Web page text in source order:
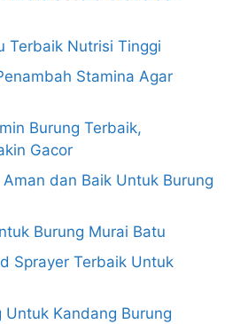
Terbaik Nutrisi Tinggi
Stamina Agar
Burung Terbaik,
Gacor
dan Baik Untuk Burung
Burung Murai Batu
Sprayer Terbaik Untuk
Kandang Burung